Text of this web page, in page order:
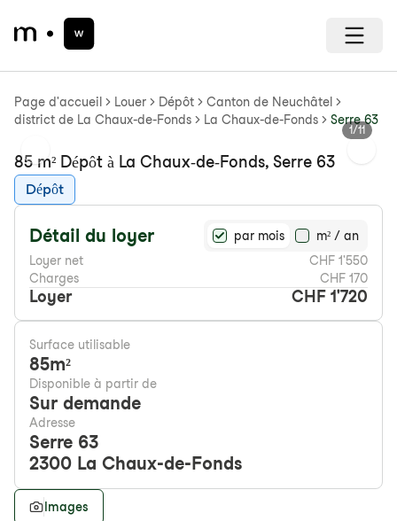
Page d'accueil Louer Dépôt
Canton de Neuchâtel
district de La Chaux-de-Fonds
La Chaux-de-Fonds Serre 63
Previous slide
1/11
85 m² Dépôt à La Chaux-de-Fonds, Serre 63
Dépôt
Détail du loyer par mois
m² / an
Loyer net
CHF 1'550
Charges
CHF 170
Loyer CHF 1'720
Surface utilisable
85m²
Disponible à partir de
Sur demande
Adresse
Serre 63
2300 La Chaux-de-Fonds
Images